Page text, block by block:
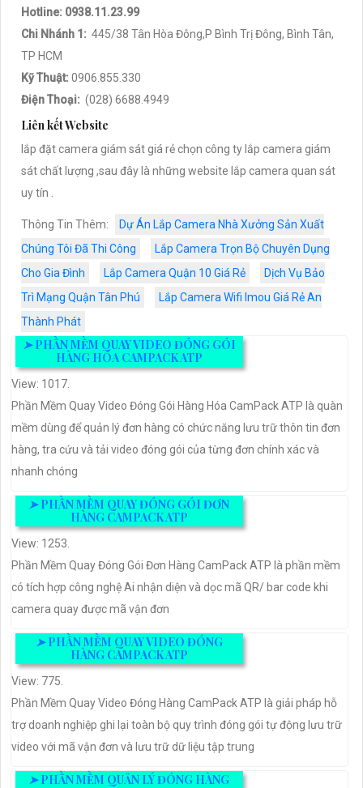
Hotline: 0938.11.23.99
Chi Nhánh 1: 445/38 Tân Hòa Đông,P Bình Trị Đông, Bình Tân,
TP HCM
Kỹ Thuật: 0906.855.330
Điện Thoại: (028) 6688.4949
Liên kết Website
lắp đặt camera giám sát giá rẻ chọn công ty lắp camera giám
sát chất lượng ,sau đây là những website lắp camera quan sát
uy tín .
Thông Tin Thêm:
Dự Án Lắp Camera Nhà Xưởng Sản Xuất
Chúng Tôi Đã Thi Công
Lắp Camera Trọn Bộ Chuyên Dụng
Cho Gia Đình
Lắp Camera Quận 10 Giá Rẻ
Dịch Vụ Bảo
Trì Mạng Quận Tân Phú
Lắp Camera Wifi Imou Giá Rẻ An
Thành Phát
➤PHẦN MỀM QUAY VIDEO ĐÓNG GÓI
HÀNG HÓA CAMPACK ATP
View: 1017.
Phần Mềm Quay Video Đóng Gói Hàng Hóa CamPack ATP là quàn
mềm dùng để quản lý đơn hàng có chức năng lưu trữ thôn tin đơn
hàng, tra cứu và tải video đóng gói của từng đơn chính xác và
nhanh chóng
➤PHẦN MỀM QUAY ĐÓNG GÓI ĐƠN
HÀNG CAMPACK ATP
View: 1253.
Phần Mềm Quay Đóng Gói Đơn Hàng CamPack ATP là phần mềm
có tích hợp công nghệ Ai nhận diện và dọc mã QR/ bar code khi
camera quay được mã vận đơn
➤PHẦN MỀM QUAY VIDEO ĐÓNG
HÀNG CAMPACK ATP
View: 775.
Phần Mềm Quay Video Đóng Hàng CamPack ATP là giải pháp hỗ
trợ doanh nghiệp ghi lại toàn bộ quy trình đóng gói tự động lưu trữ
video với mã vận đơn và lưu trữ dữ liệu tập trung
➤PHẦN MỀM QUẢN LÝ ĐÓNG HÀNG